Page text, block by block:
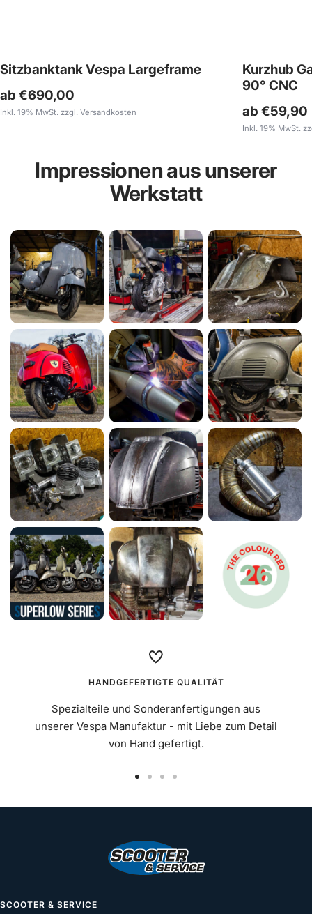
Sitzbanktank Vespa Largeframe
ab €690,00
Inkl. 19% MwSt. zzgl. Versandkosten
Kurzhub
90° CNC
ab €59,90
Inkl. 19% MwSt.
Impressionen aus unserer
Werkstatt
Vespa 250ccm Wideframe Umbau mit
Scheibenbremse und Sitzbanktank
MEHR ERFAHREN
HANDGEFERTIGTE QUALITÄT
Spezialteile und Sonderanfertigungen aus
unserer Vespa Manufaktur - mit Liebe zum Detail
von Hand gefertigt.
SCOOTER & SERVICE